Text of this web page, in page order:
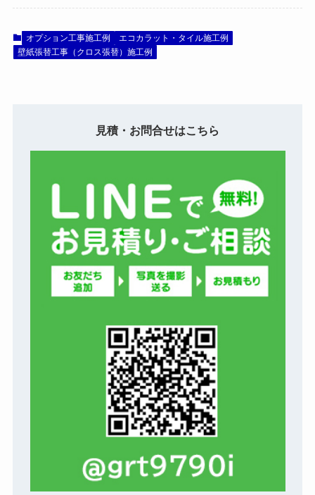
オプション工事施工例
エコカラット・タイル施工例
壁紙張替工事（クロス張替）施工例
見積・お問合せはこちら